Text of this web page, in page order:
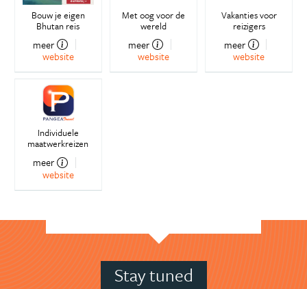
Bouw je eigen
Bhutan reis
meer
website
Met oog voor de
wereld
meer
website
Vakanties voor
reizigers
meer
website
Individuele
maatwerkreizen
meer
website
Stay tuned